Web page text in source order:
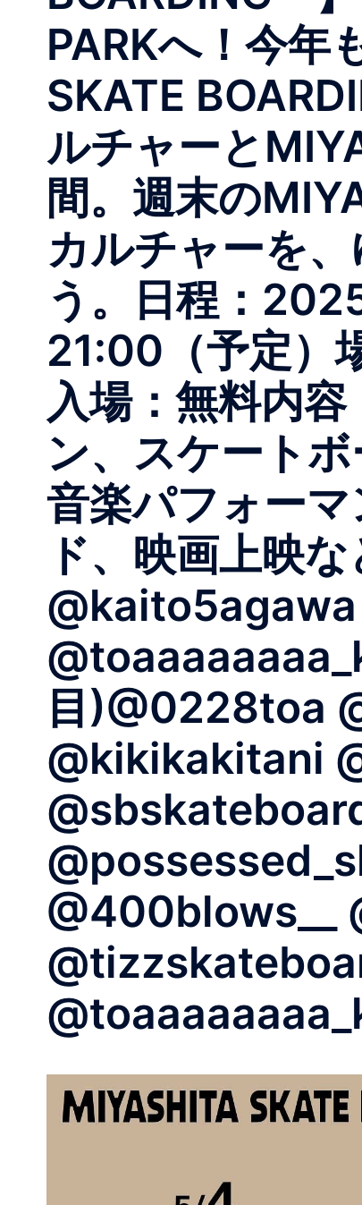
PARKへ！今年
SKATE
ルチャーと
間。週末の
カルチャーを
う。日程：
21:00（予定）
入場：無料内
ン、スケート
音楽パフォー
ド、映画上映
目)@0228toa
@kikikakitani
@400blows__